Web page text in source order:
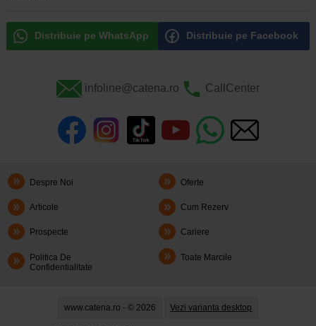
Distribuie pe WhatsApp Distribuie pe Facebook
infoline@catena.ro CallCenter
Despre Noi Oferte
Articole Cum Rezerv
Prospecte Cariere
Politica De
Confidentialitate
Toate Marcile
www.catena.ro - © 2026 Vezi varianta desktop